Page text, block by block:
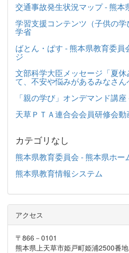
交通事故発生状況マップ - 熊本
学習支援コンテンツ（子供の
学省
ばとん・ぱす - 熊本県教育委員
ジ
文部科学大臣メッセージ「夏
て、不安や悩みがあるみなさ
「親の学び」オンデマンド講
天草ＰＴＡ連合会会員研修会
カテゴリなし
熊本県教育委員会 - 熊本県ホー
熊本県教育情報システム
アクセス
〒866－0101
熊本県上天草市姫戸町姫浦2500番地